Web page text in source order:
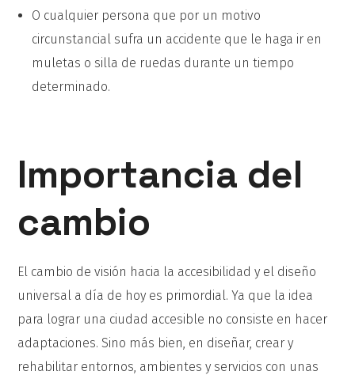
O cualquier persona que por un motivo
circunstancial sufra un accidente que le haga ir en
muletas o silla de ruedas durante un tiempo
determinado.
Importancia del
cambio
El cambio de visión hacia la accesibilidad y el diseño
universal a día de hoy es primordial. Ya que la idea
para lograr una ciudad accesible no consiste en hacer
adaptaciones. Sino más bien, en diseñar, crear y
rehabilitar entornos, ambientes y servicios con unas